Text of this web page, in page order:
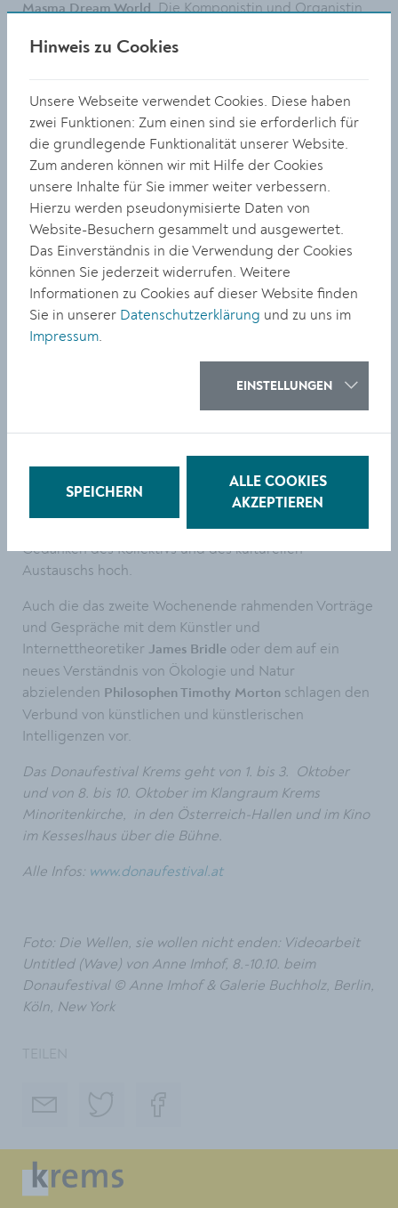
Masma Dream World. Die Komponistin und Organistin
gemeinsam mit der Cellistin
Musiker*innen wie Deena Abdelwahed, Angel-Ho, Asifeh,
GhostpoetoderLoraine Jameseher beatorientiert
arbeiten.
Dazwischen und daneben finden sich
Krautrockreminiszenzen von Die wilde Jagd
für das Offene gestimmte Befreiungsmusik von
Decolonize Your Mind Society,
Gesangsmanipulationen
von
Lyra Pramuk , weitere heimische Acts wie
Conny Frischauf oder Phantom Gold, der
Wundertütenpop vonJerskin Fendrix, das elektronische
Update afrofuristischen Jazz‘ von
Act bilden. Oder der von angolanischen Kudoro-
Rhythmen inspirierte scharfkantige Rap vonNazar.
Oder der erste ÖsterreichAuftritt der Londoner Band
. Nicht nur diese Band hält den
Gedanken des Kollektivs und des kulturellen
Austauschs hoch.
Auch die das zweite Wochenende rahmenden Vorträge
und Gespräche mit dem Künstler und
Internettheoretiker James Bridle oder dem auf ein
neues Verständnis von Ökologie und Natur
abzielenden Philosophen Timothy Morton schlagen den
Verbund von künstlichen und künstlerischen
Intelligenzen vor.
Das Donaufestival Krems geht von 1. bis 3. Oktober
und von 8. bis 10. Oktober im Klangraum Krems
Minoritenkirche, in den Österreich-Hallen und im Kino
im Kesseslhaus über die Bühne.
Alle Infos: www.donaufestival.at
Foto: Die Wellen, sie wollen nicht enden: Videoarbeit
Untitled (Wave) von Anne Imhof, 8.-10.10. beim
Donaufestival © Anne Imhof & Galerie Buchholz, Berlin,
Köln, New York
Hinweis zu Cookies
Unsere Webseite verwendet Cookies. Diese haben
zwei Funktionen: Zum einen sind sie erforderlich für
die grundlegende Funktionalität unserer Website.
Zum anderen können wir mit Hilfe der Cookies
unsere Inhalte für Sie immer weiter verbessern.
Hierzu werden pseudonymisierte Daten von
Website-Besuchern gesammelt und ausgewertet.
Das Einverständnis in die Verwendung der Cookies
können Sie jederzeit widerrufen. Weitere
Informationen zu Cookies auf dieser Website finden
Sie in unserer Datenschutzerklärung und zu uns im
Impressum.
EINSTELLUNGEN
SPEICHERN
ALLE COOKIES
AKZEPTIEREN